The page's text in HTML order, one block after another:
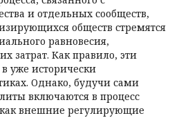
и отдельных сообществ,
обществ стремятся
равновесия,
затрат. Как правило, эти
уже исторически
Однако, будучи сами
включаются в процесс
внешние регулирующие